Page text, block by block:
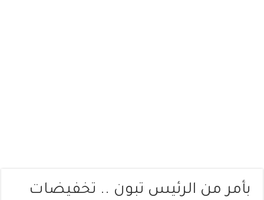
بأمر من الرئيس تبون .. تخفيضات